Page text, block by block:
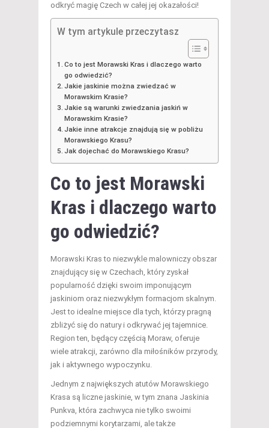
odkryć magię Czech w całej jej okazałości!
W tym artykule przeczytasz
Co to jest Morawski Kras i dlaczego warto
go odwiedzić?
Jakie jaskinie można zwiedzać w
Morawskim Krasie?
Jakie są warunki zwiedzania jaskiń w
Morawskim Krasie?
Jakie inne atrakcje znajdują się w pobliżu
Morawskiego Krasu?
Jak dojechać do Morawskiego Krasu?
Co to jest Morawski
Kras i dlaczego warto
go odwiedzić?
Morawski Kras to niezwykle malowniczy obszar
znajdujący się w Czechach, który zyskał
popularność dzięki swoim imponującym
jaskiniom oraz niezwykłym formacjom skalnym.
Jest to idealne miejsce dla tych, którzy pragną
zbliżyć się do natury i odkrywać jej tajemnice.
Region ten, będący częścią Moraw, oferuje
wiele atrakcji, zarówno dla miłośników przyrody,
jak i aktywnego wypoczynku.
Jednym z największych atutów Morawskiego
Krasa są liczne jaskinie, w tym znana Jaskinia
Punkva, która zachwyca nie tylko swoimi
podziemnymi korytarzami, ale także